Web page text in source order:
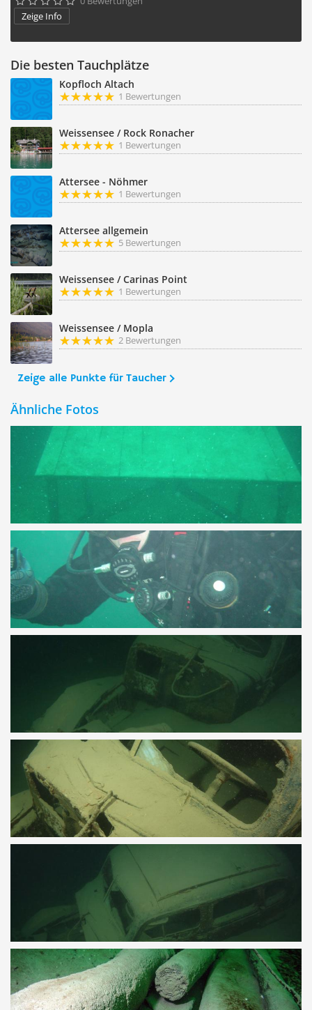
Zeige Info
Die besten Tauchplätze
Kopfloch Altach
1 Bewertungen
Weissensee / Rock Ronacher
1 Bewertungen
Attersee - Nöhmer
1 Bewertungen
Attersee allgemein
5 Bewertungen
Weissensee / Carinas Point
1 Bewertungen
Weissensee / Mopla
2 Bewertungen
Zeige alle Punkte für Taucher
Ähnliche Fotos